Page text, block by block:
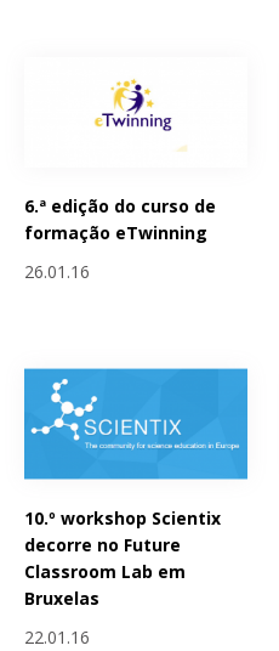
6.ª edição do curso de
formação eTwinning
26.01.16
10.º workshop Scientix
decorre no Future
Classroom Lab em
Bruxelas
22.01.16